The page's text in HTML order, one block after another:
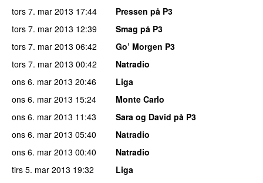
tors 7. mar 2013 17:44
Pressen på P3
tors 7. mar 2013 12:39
Smag på P3
tors 7. mar 2013 06:42
Go’ Morgen P3
tors 7. mar 2013 00:42
Natradio
ons 6. mar 2013 20:46
Liga
ons 6. mar 2013 15:24
Monte Carlo
ons 6. mar 2013 11:43
Sara og David på P3
ons 6. mar 2013 05:40
Natradio
ons 6. mar 2013 00:40
Natradio
tirs 5. mar 2013 19:32
Liga